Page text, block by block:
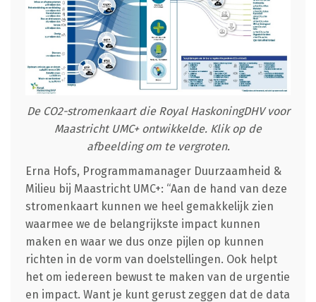
De CO2-stromenkaart die Royal HaskoningDHV voor
Maastricht UMC+ ontwikkelde. Klik op de
afbeelding om te vergroten.
Erna Hofs, Programmamanager Duurzaamheid &
Milieu bij Maastricht UMC+: “Aan de hand van deze
stromenkaart kunnen we heel gemakkelijk zien
waarmee we de belangrijkste impact kunnen
maken en waar we dus onze pijlen op kunnen
richten in de vorm van doelstellingen. Ook helpt
het om iedereen bewust te maken van de urgentie
en impact. Want je kunt gerust zeggen dat de data